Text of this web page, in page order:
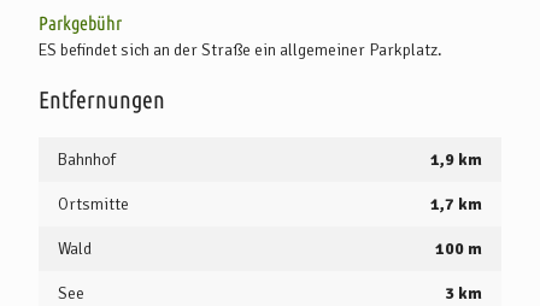
Parkgebühr
ES befindet sich an der Straße ein allgemeiner Parkplatz.
Entfernungen
Bahnhof 1,9 km
Ortsmitte 1,7 km
Wald 100 m
See 3 km